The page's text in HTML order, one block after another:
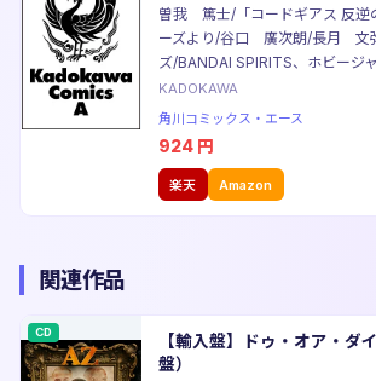
曽我 篤士/「コードギアス 反逆
ーズより/谷口 廣次朗/長月 文
ズ/BANDAI SPIRITS、ホビージ
KADOKAWA
角川コミックス・エース
924 円
楽天 Amazon
関連作品
CD
【輸入盤】ドゥ・オア・ダ
盤）